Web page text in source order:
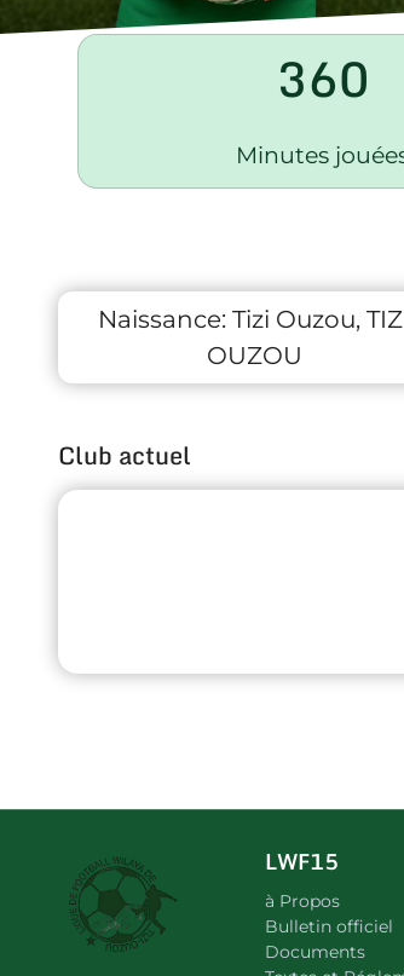
360
Minutes
Naissance: Tizi Ouzou,
OUZOU
Club actuel
LWF15
à Propos
Bulletin officiel
Documents